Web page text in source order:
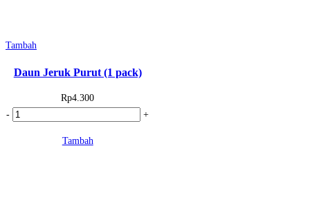
Tambah
Daun Jeruk Purut (1 pack)
Rp4.300
- Kuantitas
+
Tambah